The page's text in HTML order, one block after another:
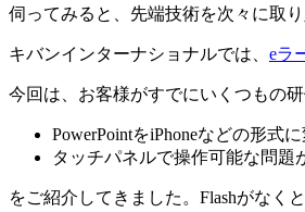
伺ってみると、先端技術を次々に取
キバンインターナショナルでは、 eラ
今回は、お客様がすでにいくつもの
PowerPointをiPhoneなどの形式
タッチパネルで操作可能な問題
をご紹介してきました。Flashがなく